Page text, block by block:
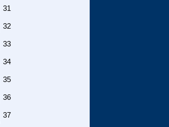
31
32
33
34
35
36
37